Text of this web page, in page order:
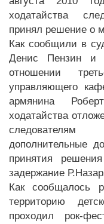
ходатайства
принял решение о
Как сообщили в
Денис Пензин и
отношении
управляющего
армянина
ходатайства
дополнительные
принятия
задержание
Как сообщалось
территорию
проходил рок-